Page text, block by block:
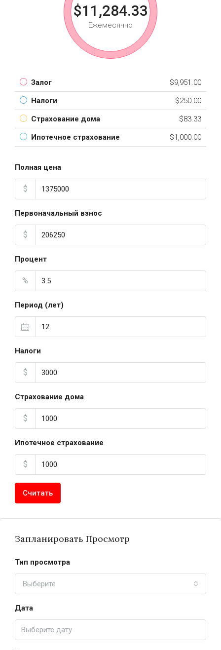
$11,284.33
Ежемесячно
Залог $9,951.00
Налоги $250.00
Страхование дома $83.33
Ипотечное страхование $1,000.00
Полная цена
$
Первоначальный взнос
$
Процент
%
Период (лет)
Налоги
$
Страхование дома
$
Ипотечное страхование
$
Считать
Запланировать Просмотр
Тип просмотра
Выберите
Дата